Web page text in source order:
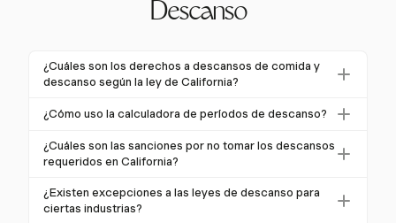
Descanso
¿Cuáles son los derechos a descansos de comida y
descanso según la ley de California?
En California, los empleados no exentos tienen
trabajan más de cinco horas, el cual debe comenzar
antes del final de la quinta hora. Por cada cuatro horas
trabajadas, también reciben un descanso pagado de
10 minutos. El incumplimiento puede llevar a un pago
¿Cómo uso la calculadora de períodos de descanso?
Ingresa tus horas totales trabajadas y verifica si tu
horario incluye los descansos necesarios. La
cumplen con las leyes laborales de California,
¿Cuáles son las sanciones por no tomar los descansos
requeridos en California?
Si un empleador no proporciona los descansos de
comida o descanso requeridos, debe pagar al
¿Existen excepciones a las leyes de descanso para
ciertas industrias?